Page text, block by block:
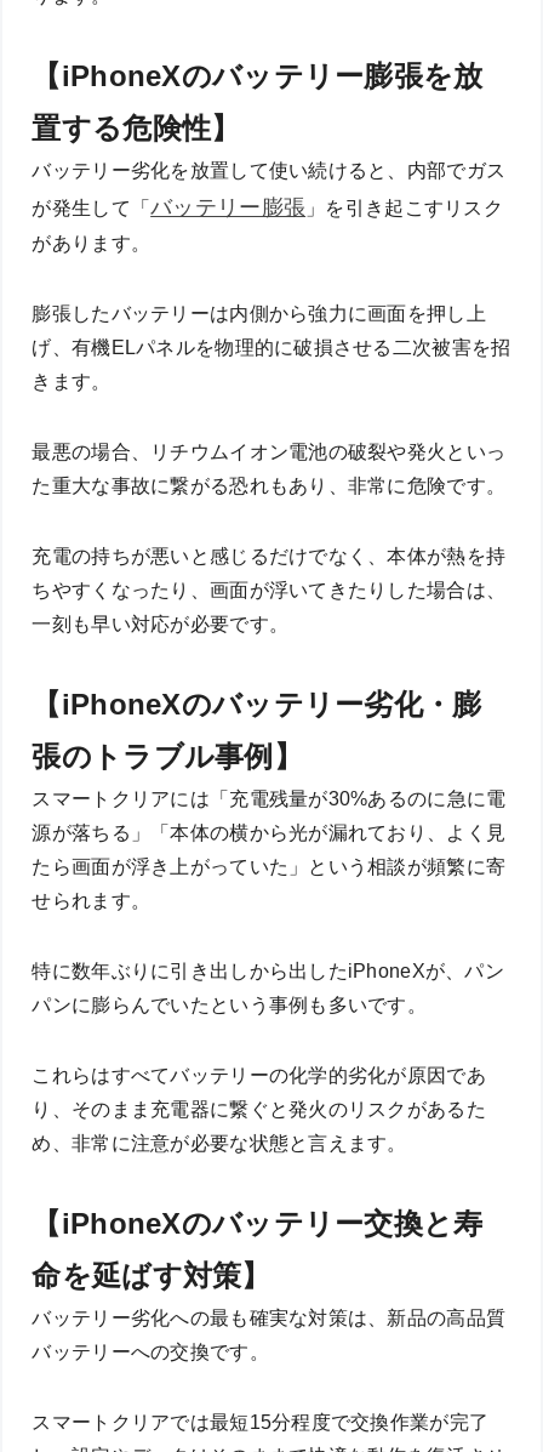
【iPhoneXのバッテリー膨張を放
置する危険性】
バッテリー劣化を放置して使い続けると、内部でガス
が発生して「バッテリー膨張 」を引き起こすリスク
があります。
膨張したバッテリーは内側から強力に画面を押し上
げ、有機ELパネルを物理的に破損させる二次被害を招
きます。
最悪の場合、リチウムイオン電池の破裂や発火といっ
た重大な事故に繋がる恐れもあり、非常に危険です。
充電の持ちが悪いと感じるだけでなく、本体が熱を持
ちやすくなったり、画面が浮いてきたりした場合は、
一刻も早い対応が必要です。
【iPhoneXのバッテリー劣化・膨
張のトラブル事例】
スマートクリアには「充電残量が30%あるのに急に電
源が落ちる」「本体の横から光が漏れており、よく見
たら画面が浮き上がっていた」という相談が頻繁に寄
せられます。
特に数年ぶりに引き出しから出したiPhoneXが、パン
パンに膨らんでいたという事例も多いです。
これらはすべてバッテリーの化学的劣化が原因であ
り、そのまま充電器に繋ぐと発火のリスクがあるた
め、非常に注意が必要な状態と言えます。
【iPhoneXのバッテリー交換と寿
命を延ばす対策】
バッテリー劣化への最も確実な対策は、新品の高品質
バッテリーへの交換です。
スマートクリアでは最短15分程度で交換作業が完了